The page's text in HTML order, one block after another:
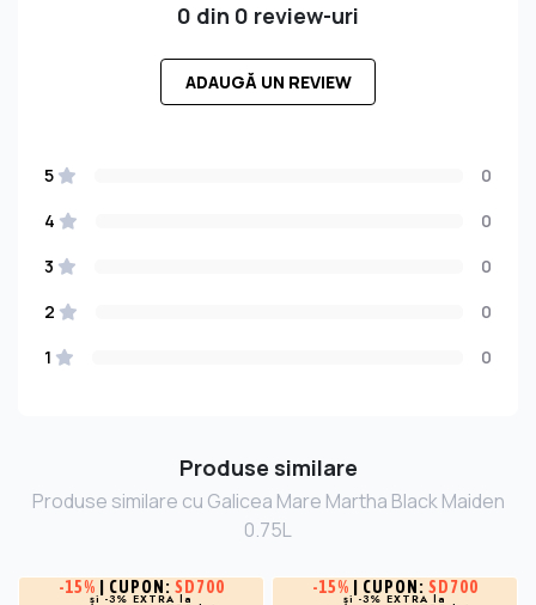
0 din 0 review-uri
ADAUGĂ UN REVIEW
5
0
4
0
3
0
2
0
1
0
Produse similare
Produse similare cu Galicea Mare Martha Black Maiden
0.75L
-15% | CUPON: SD700
și -3% EXTRA la
-15% | CUPON: SD700
și -3% EXTRA la